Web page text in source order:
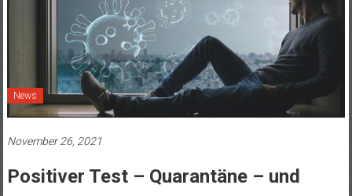
News
November 26, 2021
Positiver Test – Quarantäne – und